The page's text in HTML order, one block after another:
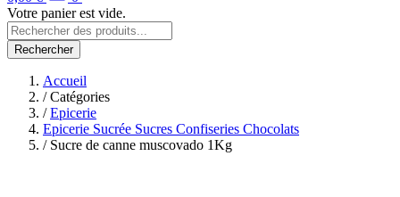
Votre panier est vide.
Rechercher
Accueil
/Catégories
/ Epicerie
Epicerie Sucrée Sucres Confiseries Chocolats
/Sucre de canne muscovado 1Kg